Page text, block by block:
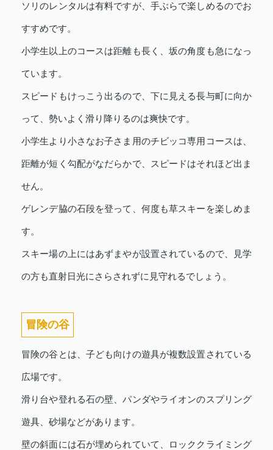
ソリのレンタルは有料ですが、手ぶらで楽しめるのでお
すすめです。
小学生以上のコースは距離も長く、坂の角度も急になっ
ています。
スピードもけっこう出るので、下に見える長与町に向か
って、勢いよく滑り降りるのは爽快です。
小学生より小さなお子さま用のチビッコ専用コースは、
距離が短く勾配がなだらかで、スピードはそれほど出ま
せん。
ゲレンデ脇の石段を登って、何度も草スキーを楽しめま
す。
スキー場の上にはあずまやが設置されているので、見学
の方も直射日光にさらされずに見守れるでしょう。
冒険の谷
冒険の谷とは、子ども向けの遊具が複数設置されている
広場です。
滑り台や登れる石の壁、パンダやライオンのスプリング
遊具、砂場などがあります。
壁の斜面には石が埋められていて、ロッククライミング